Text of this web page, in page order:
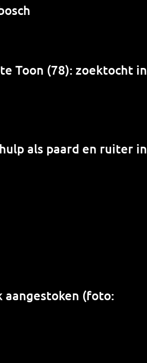
Toon (78): zoektocht in
als paard en ruiter in
(foto: